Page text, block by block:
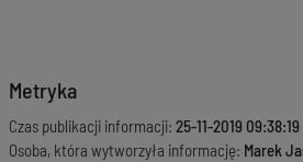
Metryka
Czas publikacji informacji: 25-11-2019 09:38:19
Osoba, która wytworzyła informację: Marek